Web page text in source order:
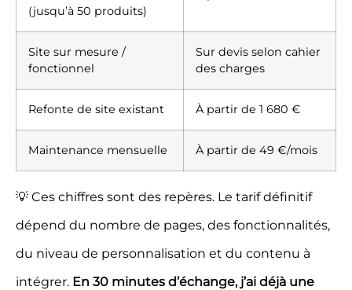
(jusqu’à 50 produits)
Site sur mesure /
fonctionnel
Sur devis selon cahier
des charges
Refonte de site existant À partir de 1 680 €
Maintenance mensuelle À partir de 49 €/mois
💡 Ces chiffres sont des repères. Le tarif définitif
dépend du nombre de pages, des fonctionnalités,
du niveau de personnalisation et du contenu à
intégrer. En 30 minutes d’échange, j’ai déjà une